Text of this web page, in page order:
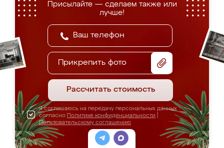
Присылайте — сделаем также или
лучше!
Прикрепить фото
Рассчитать стоимость
Я соглашаюсь на передачу персональных данных
согласно Политике конфиденциальности
Пользовательскому соглашению